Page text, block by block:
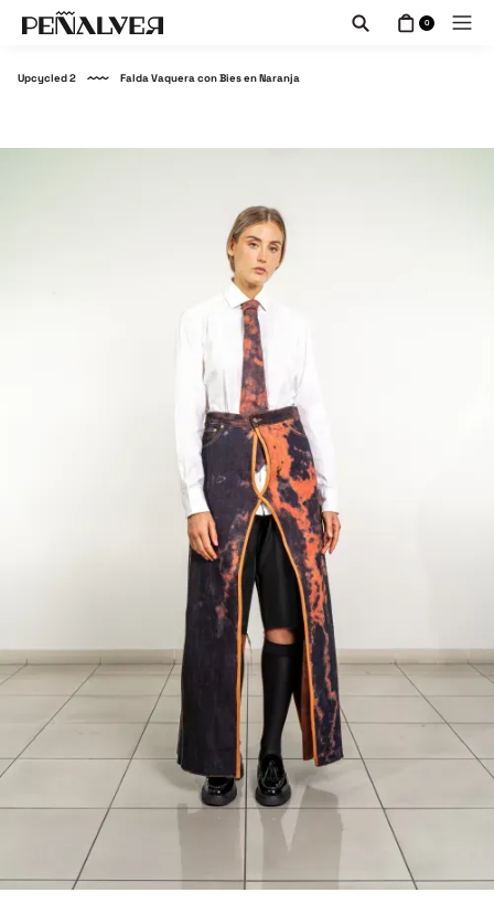
0
Upcycled 2 Falda Vaquera con Bies en Naranja